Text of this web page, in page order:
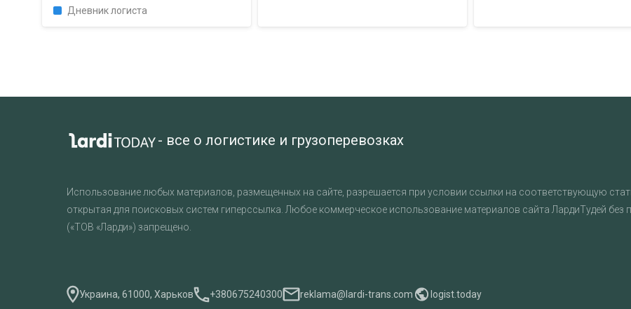
Дневник логиста
- все о логистике и грузоперевозках
Использование любых материалов, размещенных на сайте, разрешается при условии ссылки на соответствующую
открытая для поисковых систем гиперссылка. Любое коммерческое использование материалов сайта ЛардиТудей
(«ТОВ «Ларди») запрещено.
Украина, 61000, Харьков +380675240300 reklama@lardi-trans.com logist.today